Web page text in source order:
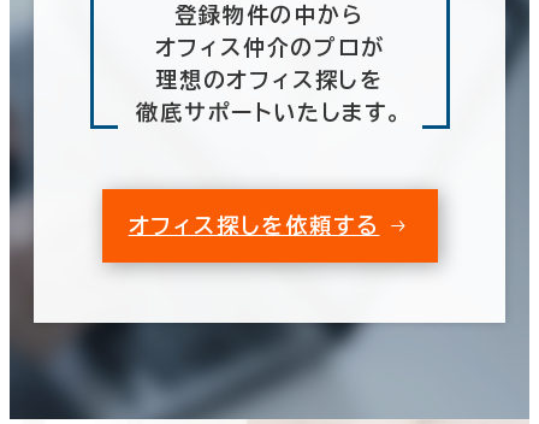
登録物件の中から
オフィス仲介のプロが
理想のオフィス探しを
徹底サポートいたします。
オフィス探しを依頼する